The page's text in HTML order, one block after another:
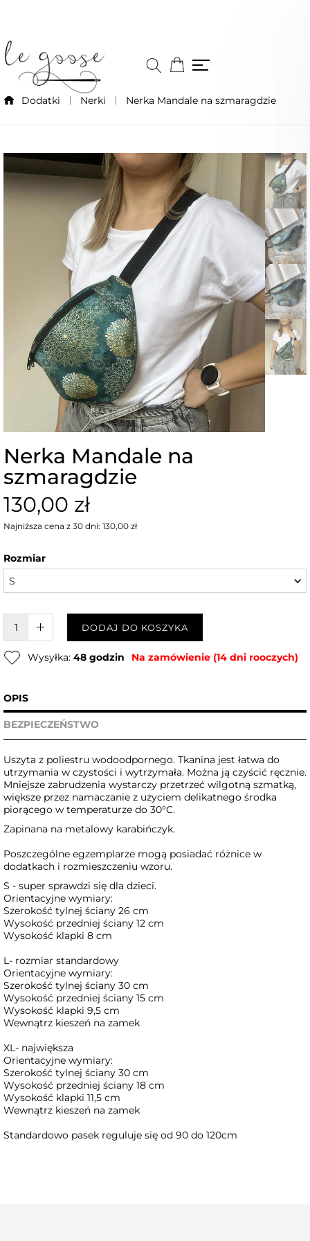
Dodatki Nerki Nerka Mandale na szmaragdzie
Nerka Mandale na
szmaragdzie
130,00 zł
Najniższa cena z 30 dni: 130,00 zł
Rozmiar
S
W KOSZYKU :)DODAJ DO KOSZYKA
Wysyłka: 48 godzin Na zamówienie (14 dni rooczych)
OPIS
BEZPIECZEŃSTWO
Uszyta z poliestru wodoodpornego. Tkanina jest łatwa do
utrzymania w czystości i wytrzymała. Można ją czyścić ręcznie.
Mniejsze zabrudzenia wystarczy przetrzeć wilgotną szmatką,
większe przez namaczanie z użyciem delikatnego środka
piorącego w temperaturze do 30°C.
Zapinana na metalowy karabińczyk.
Poszczególne egzemplarze mogą posiadać różnice w
dodatkach i rozmieszczeniu wzoru.
S - super sprawdzi się dla dzieci.
Orientacyjne wymiary:
Szerokość tylnej ściany 26 cm
Wysokość przedniej ściany 12 cm
Wysokość klapki 8 cm
L- rozmiar standardowy
Orientacyjne wymiary:
Szerokość tylnej ściany 30 cm
Wysokość przedniej ściany 15 cm
Wysokość klapki 9,5 cm
Wewnątrz kieszeń na zamek
XL- największa
Orientacyjne wymiary:
Szerokość tylnej ściany 30 cm
Wysokość przedniej ściany 18 cm
Wysokość klapki 11,5 cm
Wewnątrz kieszeń na zamek
Standardowo pasek reguluje się od 90 do 120cm